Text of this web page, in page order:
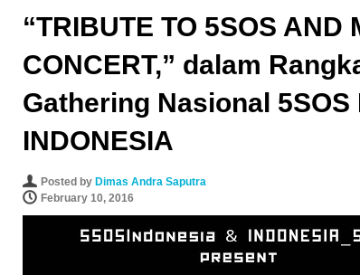
“TRIBUTE TO 5SOS AND
CONCERT,” dalam
Gathering Nasional 5SOS
INDONESIA
Posted by Dimas Andra Saputra
February 10, 2016